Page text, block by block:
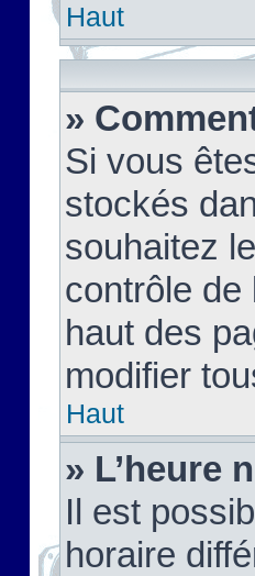
Haut
»
Si vous
stockés
souhaitez
contrôle de
haut des
modifier
Haut
» L’heure
Il est
horaire